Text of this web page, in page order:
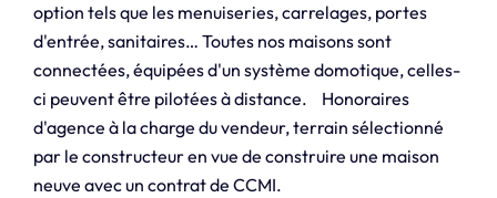
option tels que les menuiseries, carrelages, portes
d'entrée, sanitaires… Toutes nos maisons sont
connectées, équipées d'un système domotique, celles-
ci peuvent être pilotées à distance. Honoraires
d'agence à la charge du vendeur, terrain sélectionné
par le constructeur en vue de construire une maison
neuve avec un contrat de CCMI.